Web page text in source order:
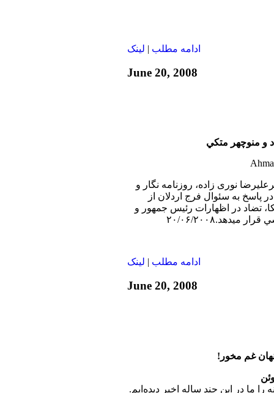
ادامه مطلب | لينک
June 20, 2008
و منوچهر متكي
نوری زاده، روزنامه نگار و
پاسخ به سئوال فرج اردلان از
تضاد در اظهارات رئيس جمهور و
ميدهد.۲۰/۰۶/۲۰۰۸
ادامه مطلب | لينک
June 20, 2008
غم مخور!
ما در این چند ساله اخیر دیده‌ایم.